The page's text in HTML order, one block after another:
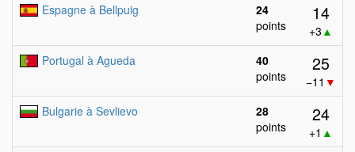
Espagne à Bellpuig
24
points
14
+3 ▲
Portugal à Agueda
40
points
25
−11 ▼
Bulgarie à Sevlievo
28
points
24
+1 ▲